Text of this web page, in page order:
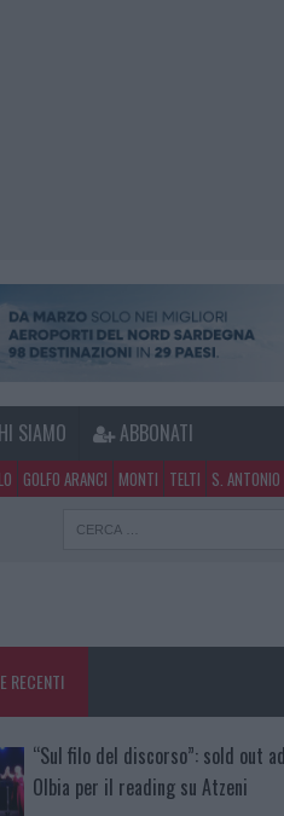
SIAMO ABBONATI
GOLFO ARANCI MONTI TELTI S.
RECENTI
“Sul filo del discorso”: sold out ad
Olbia per il reading su Atzeni